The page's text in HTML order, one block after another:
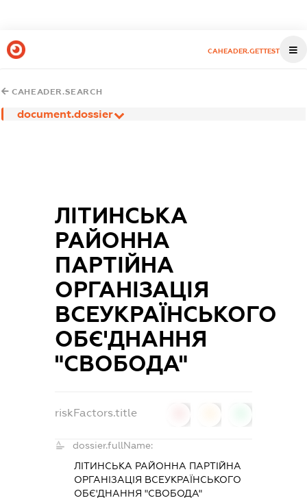
CAHEADER.GETTEST
CAHEADER.SEARCH
document.dossier
ЛІТИНСЬКА
РАЙОННА
ПАРТІЙНА
ОРГАНІЗАЦІЯ
ВСЕУКРАЇНСЬКОГО
ОБЄ'ДНАННЯ
"СВОБОДА"
riskFactors.title
dossier.fullName:
ЛІТИНСЬКА РАЙОННА ПАРТІЙНА
ОРГАНІЗАЦІЯ ВСЕУКРАЇНСЬКОГО
ОБЄ'ДНАННЯ "СВОБОДА"